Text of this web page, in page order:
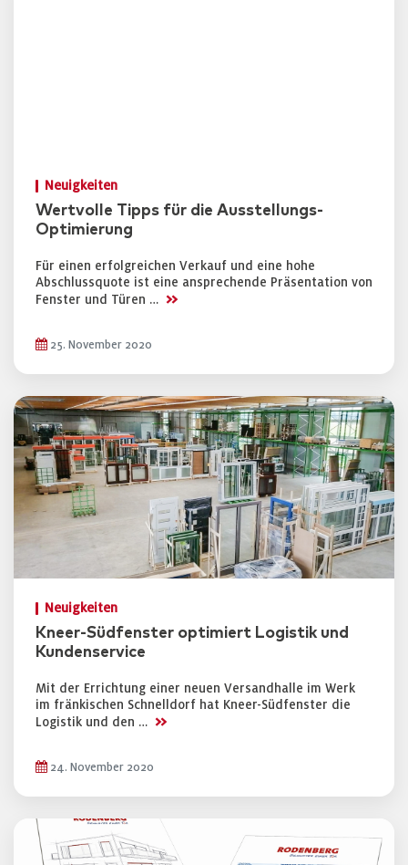
Neuigkeiten
Wertvolle Tipps für die Ausstellungs-
Optimierung
Für einen erfolgreichen Verkauf und eine hohe
Abschlussquote ist eine ansprechende Präsentation von
Fenster und Türen … >>
25. November 2020
Neuigkeiten
Kneer-Südfenster optimiert Logistik und
Kundenservice
Mit der Errichtung einer neuen Versandhalle im Werk
im fränkischen Schnelldorf hat Kneer-Südfenster die
Logistik und den … >>
24. November 2020